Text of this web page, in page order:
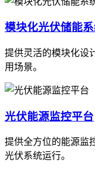
模块化光伏储能
提供灵活的模块化设
用场景。
光伏能源监控平台
提供全方位的能源监
光伏系统运行。